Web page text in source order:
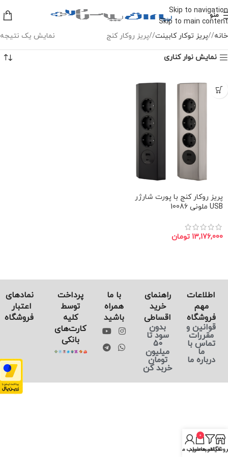
Skip to navigation
Skip to main content
منو
خانه/ پریز توکار کابینت/ پریز روکار کنج نمایش یک نتیجه
نمایش نوار کناری
-10%
پریز روکار کنج با پورت شارژر
USB ملونی 10086
13,176,000 تومان
اطلاعات
مهم
فروشگاه
قوانین و
مقررات
تماس با
ما
درباره ما
راهنمای
خرید
اقساطی
بدون
سود تا
50
میلیون
تومان
خربد کن
با ما
همراه
باشید
پرداخت
توسط
کلیه
کارت‌های
بانکی
نماد‌های
اعتبار
فروشگاه
فیلتر ها
0
سبد خرید
حساب من